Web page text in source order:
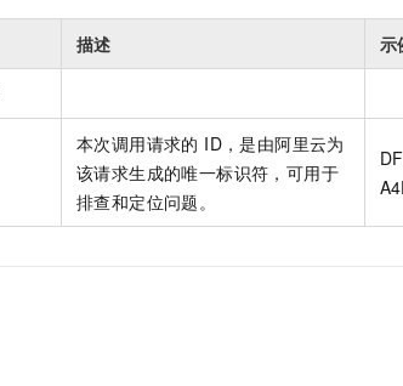
描述 示
本次调用请求的 ID，是由阿里云为
该请求生成的唯一标识符，可用于
排查和定位问题。